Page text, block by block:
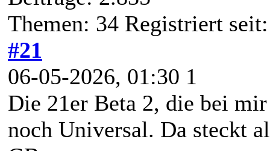
Themen: 34 Registriert
#21
06-05-2026, 01:30 1
Die 21er Beta 2, die bei
noch Universal. Da steckt